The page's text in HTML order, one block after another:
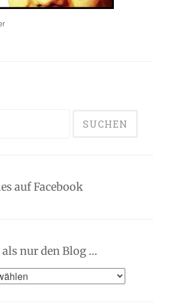
auf Facebook
nur den Blog …